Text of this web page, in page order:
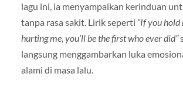
lagu ini, ia menyampaikan kerinduan
tanpa rasa sakit. Lirik seperti “If you
hurting me, you’ll be the first who ever did”
langsung menggambarkan luka
alami di masa lalu.